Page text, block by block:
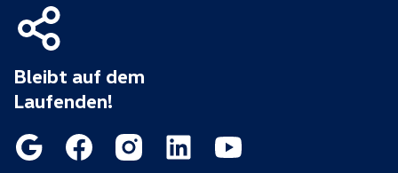
Bleibt auf dem
Laufenden!